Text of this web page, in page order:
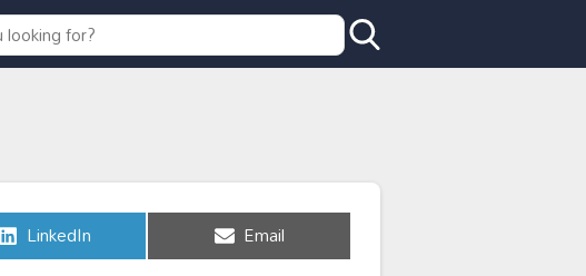
Share
on
LinkedIn Share
on
Email